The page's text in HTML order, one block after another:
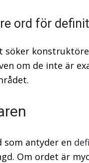
ord för
söker
om de inte är
antyder en
Om ordet är